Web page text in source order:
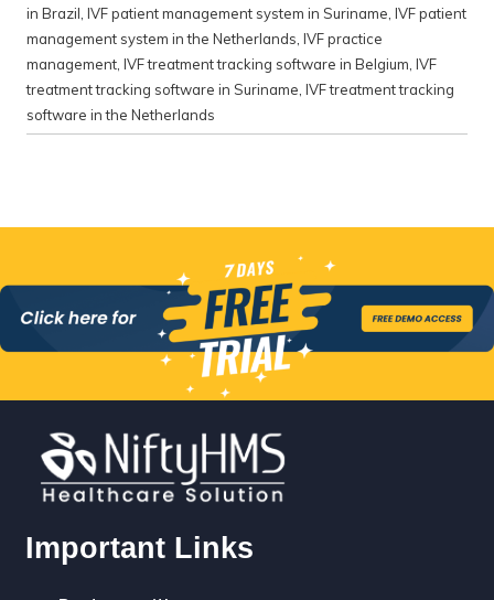
in Brazil IVF patient management system in Suriname IVF patient
management system in the Netherlands IVF practice
management IVF treatment tracking software in Belgium IVF
treatment tracking software in Suriname IVF treatment tracking
software in the Netherlands
Important Links